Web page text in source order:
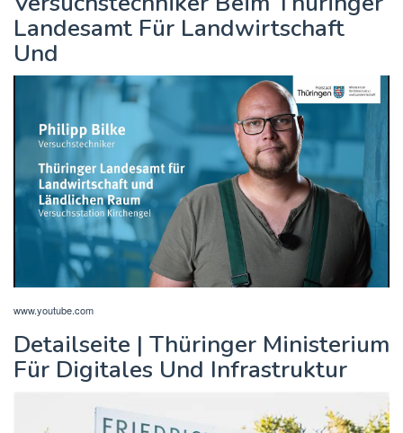
Landesamt Für Landwirtschaft
Und
www.youtube.com
Detailseite | Thüringer Ministerium
Für Digitales Und Infrastruktur